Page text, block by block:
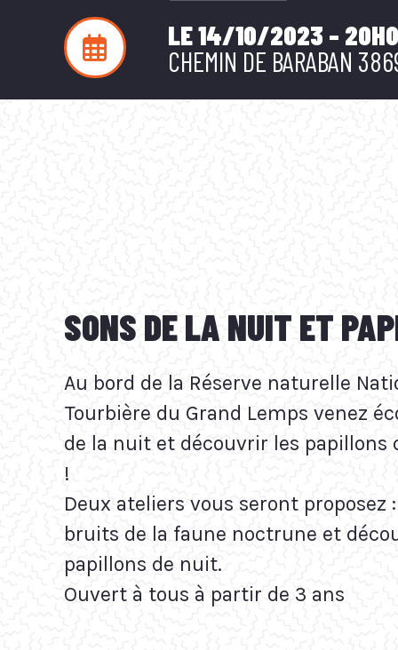
LE 14/10/2023 -
CHEMIN DE BARABAN
SONS DE LA NUIT ET
Au bord de la Réserve naturelle
Tourbière du Grand Lemps venez
de la nuit et découvrir les papillons
!
Deux ateliers vous seront proposez
bruits de la faune noctrune et
papillons de nuit.
Ouvert à tous à partir de 3 ans